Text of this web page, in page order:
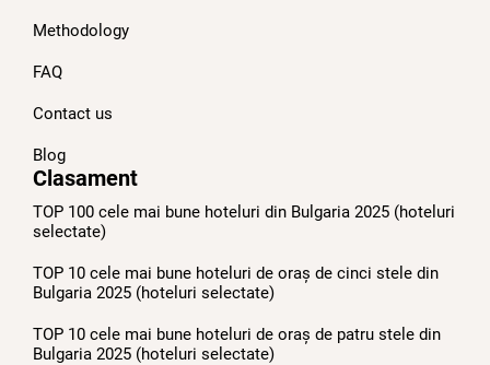
Methodology
FAQ
Contact us
Blog
Clasament
TOP 100 cele mai bune hoteluri din Bulgaria 2025 (hoteluri
selectate)
TOP 10 cele mai bune hoteluri de oraș de cinci stele din
Bulgaria 2025 (hoteluri selectate)
TOP 10 cele mai bune hoteluri de oraș de patru stele din
Bulgaria 2025 (hoteluri selectate)